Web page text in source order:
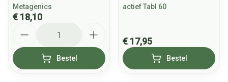
Metagenics
€ 18,10
Bestel
actief Tabl 60
€ 17,95
Bestel